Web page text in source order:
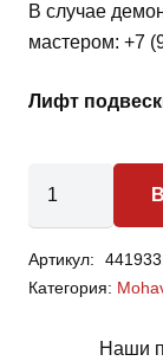
В случае
мастером: +7
Лифт
товара
Mohave
-
Артикул:
Категория:
Наши